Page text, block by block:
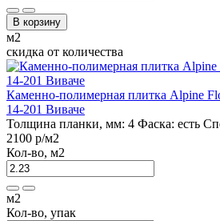
В корзину
м2
скидка от количества
Каменно-полимерная плитка Alpine
14-201 Виваче
Толщина планки, мм: 4 Фаска: есть
2100 р/м2
Кол-во, м2
м2
Кол-во, упак